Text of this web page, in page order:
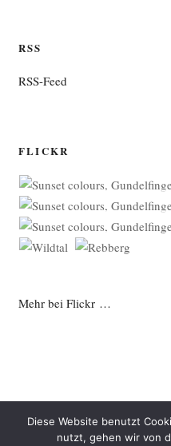
RSS
RSS-Feed
FLICKR
Mehr bei Flickr …
Diese Website benutzt
nutzt, gehen wir von